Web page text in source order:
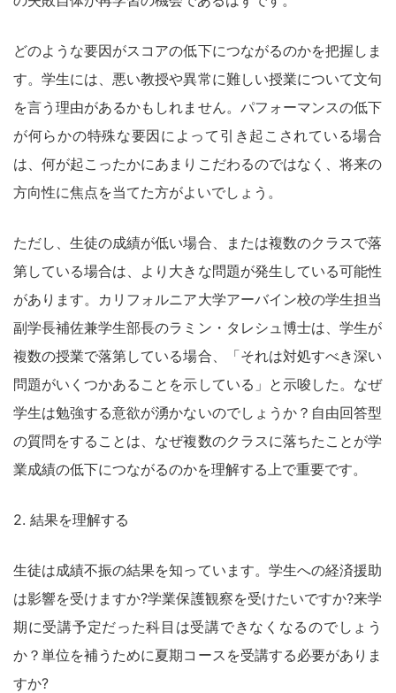
どのような要因がスコアの低下につながるのかを把握しま
す。学生には、悪い教授や異常に難しい授業について文句
を言う理由があるかもしれません。パフォーマンスの低下
が何らかの特殊な要因によって引き起こされている場合
は、何が起こったかにあまりこだわるのではなく、将来の
方向性に焦点を当てた方がよいでしょう。
ただし、生徒の成績が低い場合、または複数のクラスで落
第している場合は、より大きな問題が発生している可能性
があります。カリフォルニア大学アーバイン校の学生担当
副学長補佐兼学生部長のラミン・タレシュ博士は、学生が
複数の授業で落第している場合、「それは対処すべき深い
問題がいくつかあることを示している」と示唆した。なぜ
学生は勉強する意欲が湧かないのでしょうか？自由回答型
の質問をすることは、なぜ複数のクラスに落ちたことが学
業成績の低下につながるのかを理解する上で重要です。
2. 結果を理解する
生徒は成績不振の結果を知っています。学生への経済援助
は影響を受けますか?学業保護観察を受けたいですか?来学
期に受講予定だった科目は受講できなくなるのでしょう
か？単位を補うために夏期コースを受講する必要がありま
すか?